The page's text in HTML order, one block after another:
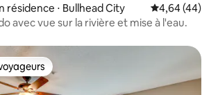
⋅ Bullhead City Évaluation
4,64 (44)
avec vue sur la rivière et mise à l'eau.